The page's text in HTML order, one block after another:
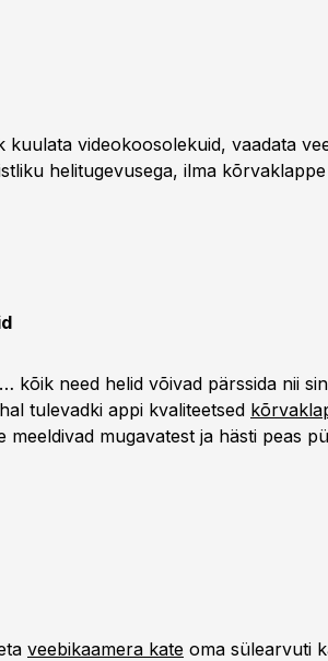
kuulata videokoosolekuid, vaadata
helitugevusega, ilma
kõik need helid võivad pärssida nii
tulevadki appi kvaliteetsed
meeldivad mugavatest ja hästi peas
veebikaamera kate oma sülearvuti